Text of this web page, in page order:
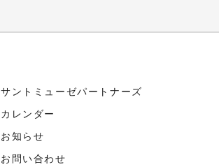
サントミューゼパートナーズ
カレンダー
お知らせ
お問い合わせ